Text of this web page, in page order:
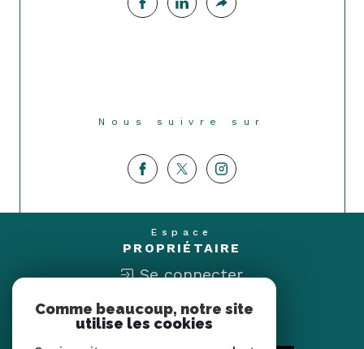
Nous suivre sur
Espace
PROPRIÉTAIRE
Se connecter
Nous
ADHÉRONS
Comme beaucoup, notre site
utilise les cookies